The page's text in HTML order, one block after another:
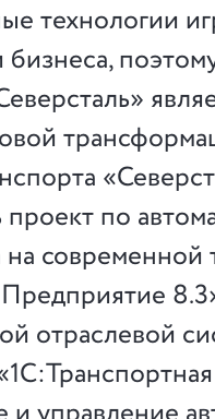
технологии
по
на современной
отраслевой